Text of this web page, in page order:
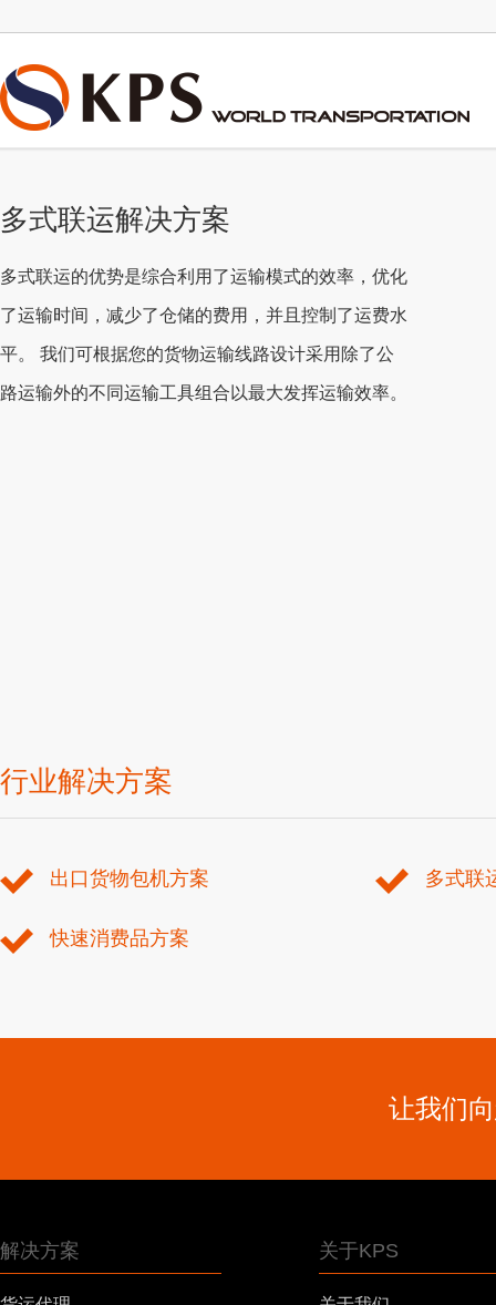
多式联运解决方案
多式联运的优势是综合利用了运输模式的效率，优化
了运输时间，减少了仓储的费用，并且控制了运费水
平。 我们可根据您的货物运输线路设计采用除了公
路运输外的不同运输工具组合以最大发挥运输效率。
行业解决方案
出口货物包机方案 多式联
快速消费品方案
让我们
解决方案 关于KPS